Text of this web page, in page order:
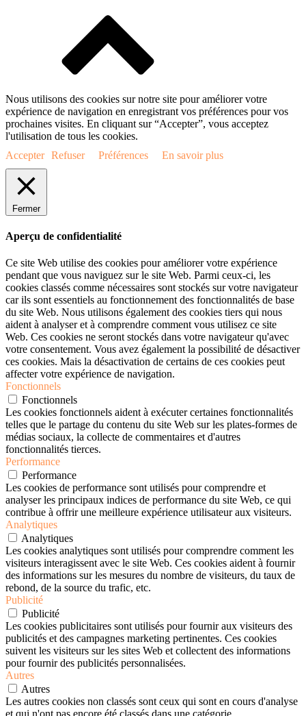
Nous utilisons des cookies sur notre site pour améliorer votre
expérience de navigation en enregistrant vos préférences pour vos
prochaines visites. En cliquant sur “Accepter”, vous acceptez
l'utilisation de tous les cookies.
Accepter Refuser Préférences En savoir plus
Fermer
Aperçu de confidentialité
Ce site Web utilise des cookies pour améliorer votre expérience
pendant que vous naviguez sur le site Web. Parmi ceux-ci, les
cookies classés comme nécessaires sont stockés sur votre navigateur
car ils sont essentiels au fonctionnement des fonctionnalités de base
du site Web. Nous utilisons également des cookies tiers qui nous
aident à analyser et à comprendre comment vous utilisez ce site
Web. Ces cookies ne seront stockés dans votre navigateur qu'avec
votre consentement. Vous avez également la possibilité de désactiver
ces cookies. Mais la désactivation de certains de ces cookies peut
affecter votre expérience de navigation.
Fonctionnels
Fonctionnels
Les cookies fonctionnels aident à exécuter certaines fonctionnalités
telles que le partage du contenu du site Web sur les plates-formes de
médias sociaux, la collecte de commentaires et d'autres
fonctionnalités tierces.
Performance
Performance
Les cookies de performance sont utilisés pour comprendre et
analyser les principaux indices de performance du site Web, ce qui
contribue à offrir une meilleure expérience utilisateur aux visiteurs.
Analytiques
Analytiques
Les cookies analytiques sont utilisés pour comprendre comment les
visiteurs interagissent avec le site Web. Ces cookies aident à fournir
des informations sur les mesures du nombre de visiteurs, du taux de
rebond, de la source du trafic, etc.
Publicité
Publicité
Les cookies publicitaires sont utilisés pour fournir aux visiteurs des
publicités et des campagnes marketing pertinentes. Ces cookies
suivent les visiteurs sur les sites Web et collectent des informations
pour fournir des publicités personnalisées.
Autres
Autres
Les autres cookies non classés sont ceux qui sont en cours d'analyse